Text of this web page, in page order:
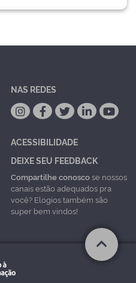
NAS REDES
ACESSIBILIDADE
DEIXE SEU FEEDBACK
Compartilhe conoscose nossos
canais estão adequados pra
você? Elogios também são
super bem vindos!